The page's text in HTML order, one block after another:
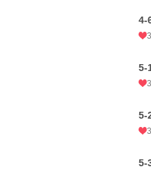
4-
5-
5-
5-